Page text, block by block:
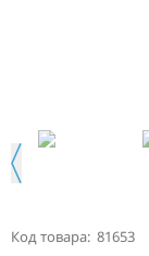
Код товара: 81653